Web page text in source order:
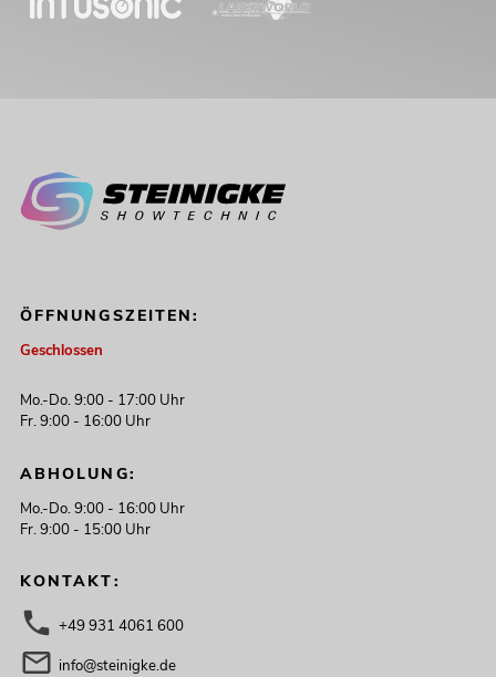
ÖFFNUNGSZEITEN:
Geschlossen
Mo.-Do. 9:00 - 17:00 Uhr
Fr. 9:00 - 16:00 Uhr
ABHOLUNG:
Mo.-Do. 9:00 - 16:00 Uhr
Fr. 9:00 - 15:00 Uhr
KONTAKT:
+49 931 4061 600
info@steinigke.de